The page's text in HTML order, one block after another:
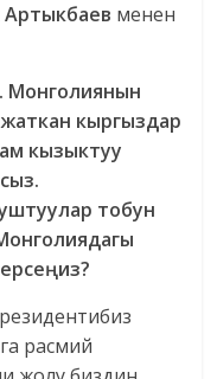
менен
Монголиянын
кыргыздар
кызыктуу
тобун
расмий